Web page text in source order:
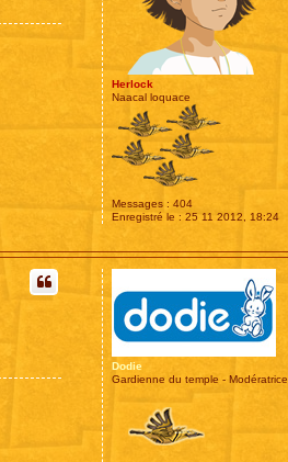
Herlock
Naacal loquace
Messages : 404
Enregistré le : 25 11 2012, 18:24
Dodie
Gardienne du temple - Modératrice